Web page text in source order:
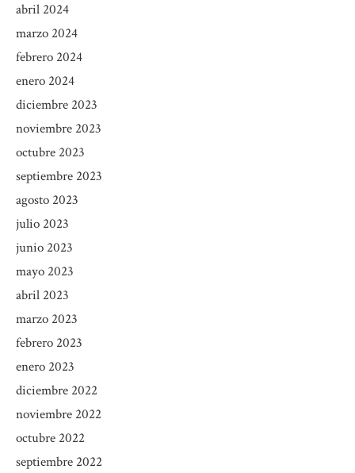
abril 2024
marzo 2024
febrero 2024
enero 2024
diciembre 2023
noviembre 2023
octubre 2023
septiembre 2023
agosto 2023
julio 2023
junio 2023
mayo 2023
abril 2023
marzo 2023
febrero 2023
enero 2023
diciembre 2022
noviembre 2022
octubre 2022
septiembre 2022